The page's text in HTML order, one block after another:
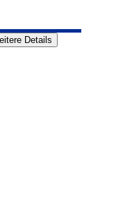
Details